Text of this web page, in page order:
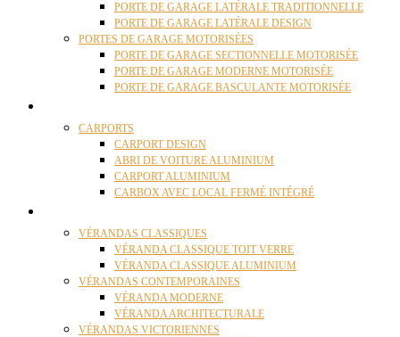
PORTE DE GARAGE LATÉRALE TRADITIONNELLE
PORTE DE GARAGE LATÉRALE DESIGN
PORTES DE GARAGE MOTORISÉES
PORTE DE GARAGE SECTIONNELLE MOTORISÉE
PORTE DE GARAGE MODERNE MOTORISÉE
PORTE DE GARAGE BASCULANTE MOTORISÉE
CARPORTS
CARPORT DESIGN
ABRI DE VOITURE ALUMINIUM
CARPORT ALUMINIUM
CARBOX AVEC LOCAL FERMÉ INTÉGRÉ
VÉRANDAS CLASSIQUES
VÉRANDA CLASSIQUE TOIT VERRE
VÉRANDA CLASSIQUE ALUMINIUM
VÉRANDAS CONTEMPORAINES
VÉRANDA MODERNE
VÉRANDA ARCHITECTURALE
VÉRANDAS VICTORIENNES